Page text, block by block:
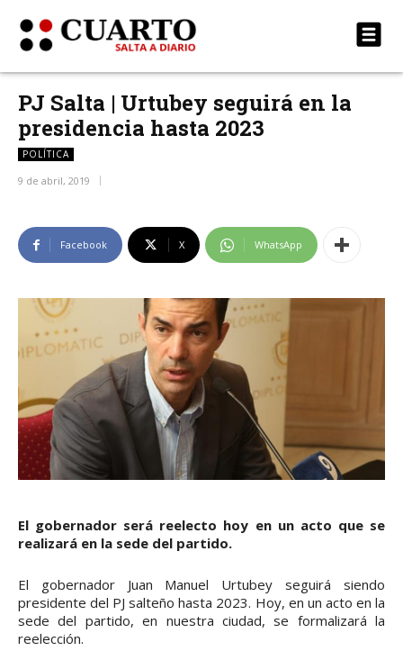
PJ Salta | Urtubey seguirá en la
presidencia hasta 2023
POLÍTICA
9 de abril, 2019
Facebook X WhatsApp
El gobernador será reelecto hoy en un acto que se
realizará en la sede del partido.
El gobernador Juan Manuel Urtubey seguirá siendo
presidente del PJ salteño hasta 2023. Hoy, en un acto en la
sede del partido, en nuestra ciudad, se formalizará la
reelección.